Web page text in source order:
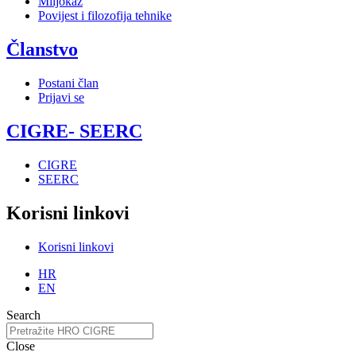
Povijest i filozofija tehnike
Članstvo
Postani član
Prijavi se
CIGRE- SEERC
CIGRE
SEERC
Korisni linkovi
Korisni linkovi
HR
EN
Search
Close